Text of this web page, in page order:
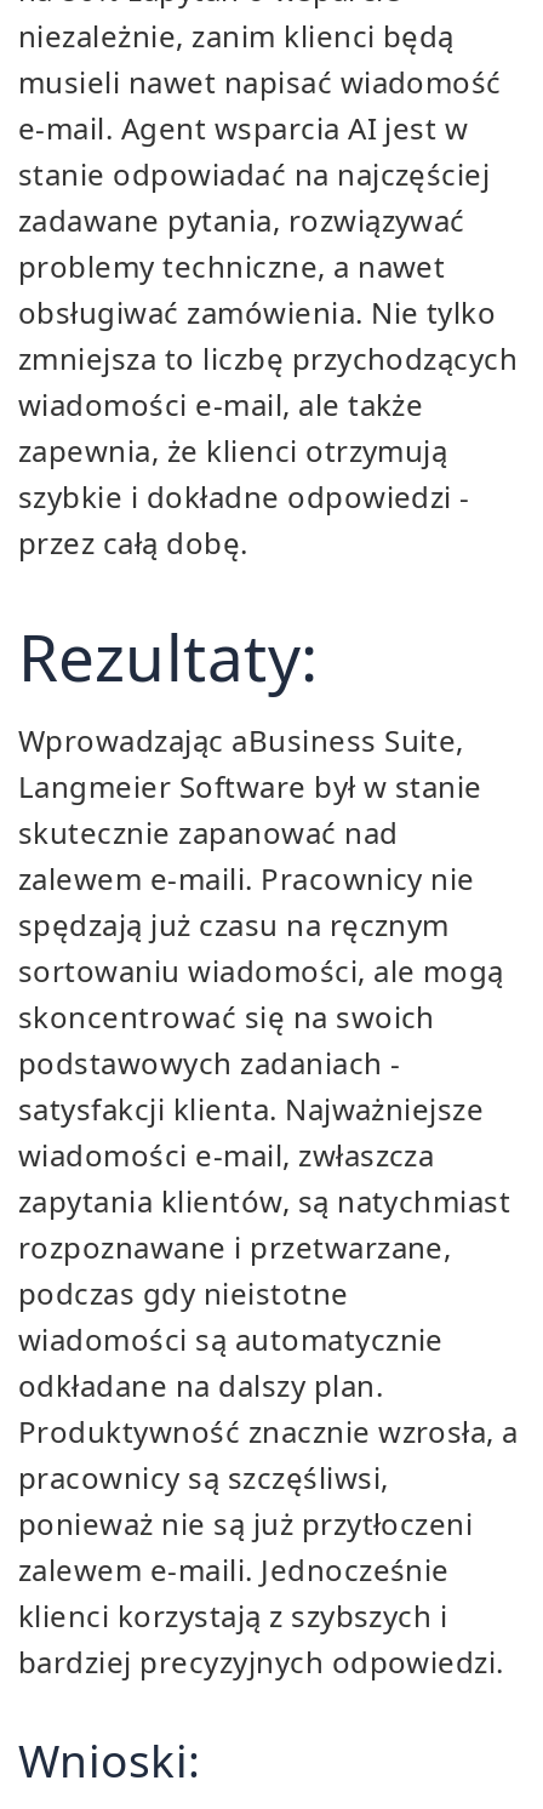
niezależnie, zanim klienci będą
musieli nawet napisać wiadomość
e-mail. Agent wsparcia AI jest w
stanie odpowiadać na najczęściej
zadawane pytania, rozwiązywać
problemy techniczne, a nawet
obsługiwać zamówienia. Nie tylko
zmniejsza to liczbę przychodzących
wiadomości e-mail, ale także
zapewnia, że klienci otrzymują
szybkie i dokładne odpowiedzi -
przez całą dobę.
Rezultaty:
Wprowadzając aBusiness Suite,
Langmeier Software był w stanie
skutecznie zapanować nad
zalewem e-maili. Pracownicy nie
spędzają już czasu na ręcznym
sortowaniu wiadomości, ale mogą
skoncentrować się na swoich
podstawowych zadaniach -
satysfakcji klienta. Najważniejsze
wiadomości e-mail, zwłaszcza
zapytania klientów, są natychmiast
rozpoznawane i przetwarzane,
podczas gdy nieistotne
wiadomości są automatycznie
odkładane na dalszy plan.
Produktywność znacznie wzrosła, a
pracownicy są szczęśliwsi,
ponieważ nie są już przytłoczeni
zalewem e-maili. Jednocześnie
klienci korzystają z szybszych i
bardziej precyzyjnych odpowiedzi.
Wnioski: